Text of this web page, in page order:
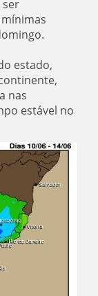
ser
estado,
nas
estável no